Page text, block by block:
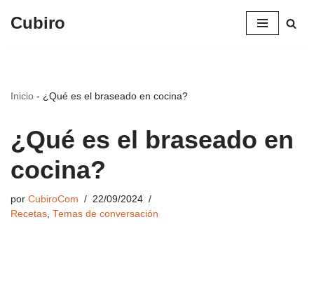
Cubiro
Inicio - ¿Qué es el braseado en cocina?
¿Qué es el braseado en
cocina?
por CubiroCom
22/09/2024
Recetas, Temas de conversación